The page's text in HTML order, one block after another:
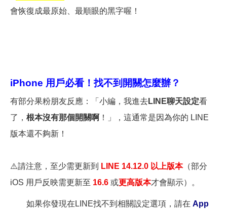
會恢復成最原始、最順眼的黑字喔！
iPhone 用戶必看！找不到開關怎麼辦？
有部分果粉朋友反應：「小編，我進去LINE聊天設定看
了， 根本沒有那個開關啊 ！」，這通常是因為你的 LINE
版本還不夠新！
⚠️請注意，至少需更新到 LINE 14.12.0 以上版本（部分
iOS 用戶反映需更新至 16.6 或更高版本才會顯示）。
如果你發現在LINE找不到相關設定選項，請在 App